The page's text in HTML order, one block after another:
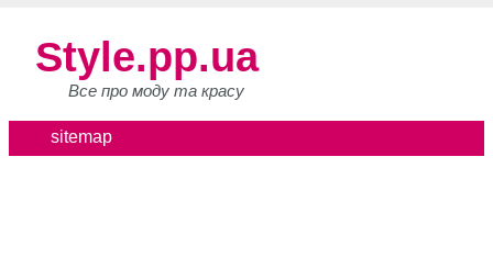
Style.pp.ua
Все про моду та красу
sitemap